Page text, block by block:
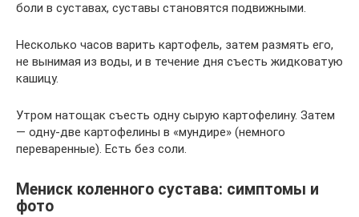
боли в суставах, суставы становятся подвижными.
Несколько часов варить картофель, затем размять его,
не вынимая из воды, и в течение дня съесть жидковатую
кашицу.
Утром натощак съесть одну сырую картофелину. Затем
— одну-две картофелины в «мундире» (немного
переваренные). Есть без соли.
Мениск коленного сустава: симптомы и
фото